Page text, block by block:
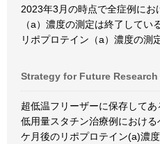
2023年3月の時点で全症例にお
（a）濃度の測定は終了してい
リポプロテイン（a）濃度の測
Strategy for Future
超低温フリーザーに保存して
低用量スタチン治療例におけ
ケ月後のリポプロテイン(a)濃度